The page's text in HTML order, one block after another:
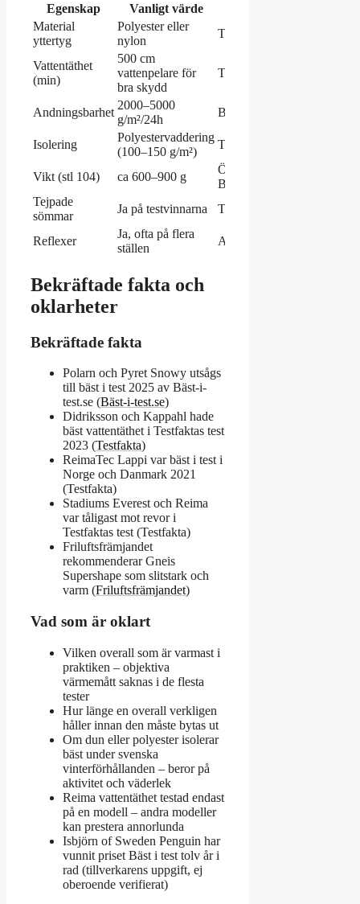
Egenskap Vanligt värde
Material
yttertyg
Polyester eller
nylon
Testfakta
Vattentäthet
(min)
500 cm
vattenpelare för
bra skydd
Testfakta
Andningsbarhet
2000–5000
g/m²/24h
Branschstandard
Isolering
Polyestervaddering
(100–150 g/m²)
Tillverkardata
Vikt (stl 104) ca 600–900 g
Översikt från
Bäst-i-test.se
Tejpade
sömmar
Ja på testvinnarna Testfakta
Reflexer
Ja, ofta på flera
ställen
Allmän spec
Bekräftade fakta och
oklarheter
Bekräftade fakta
Polarn och Pyret Snowy utsågs
till bäst i test 2025 av Bäst-i-
test.se (Bäst-i-test.se)
Didriksson och Kappahl hade
bäst vattentäthet i Testfaktas test
2023 (Testfakta)
ReimaTec Lappi var bäst i test i
Norge och Danmark 2021
(Testfakta)
Stadiums Everest och Reima
var tåligast mot revor i
Testfaktas test (Testfakta)
Friluftsfrämjandet
rekommenderar Gneis
Supershape som slitstark och
varm (Friluftsfrämjandet)
Vad som är oklart
Vilken overall som är varmast i
praktiken – objektiva
värmemått saknas i de flesta
tester
Hur länge en overall verkligen
håller innan den måste bytas ut
Om dun eller polyester isolerar
bäst under svenska
vinterförhållanden – beror på
aktivitet och väderlek
Reima vattentäthet testad endast
på en modell – andra modeller
kan prestera annorlunda
Isbjörn of Sweden Penguin har
vunnit priset Bäst i test tolv år i
rad (tillverkarens uppgift, ej
oberoende verifierat)